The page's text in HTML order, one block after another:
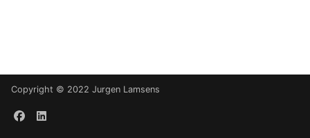
(schone installatie)
Copyright © 2022 Jurgen Lamsens